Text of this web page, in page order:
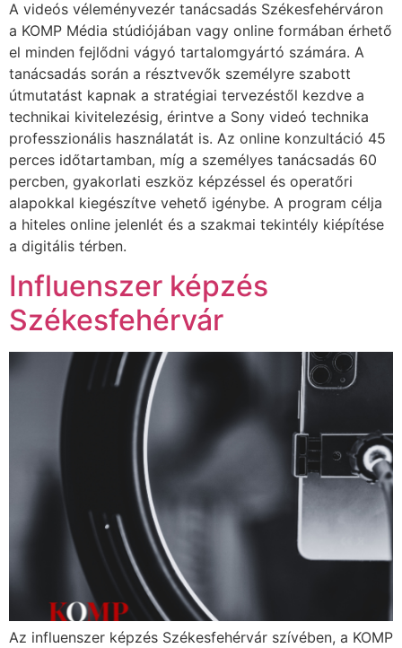
A videós véleményvezér tanácsadás Székesfehérváron
a KOMP Média stúdiójában vagy online formában érhető
el minden fejlődni vágyó tartalomgyártó számára. A
tanácsadás során a résztvevők személyre szabott
útmutatást kapnak a stratégiai tervezéstől kezdve a
technikai kivitelezésig, érintve a Sony videó technika
professzionális használatát is. Az online konzultáció 45
perces időtartamban, míg a személyes tanácsadás 60
percben, gyakorlati eszköz képzéssel és operatőri
alapokkal kiegészítve vehető igénybe. A program célja
a hiteles online jelenlét és a szakmai tekintély kiépítése
a digitális térben.
Influenszer képzés
Székesfehérvár
Az influenszer képzés Székesfehérvár szívében, a KOMP